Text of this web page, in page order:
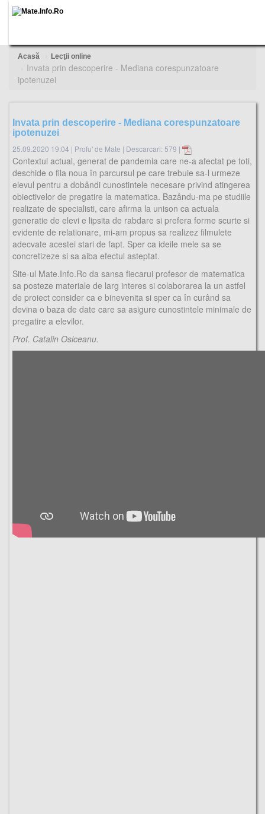
Acasă Lecţii online
Invata prin descoperire - Mediana corespunzatoare
ipotenuzei
Invata prin descoperire - Mediana corespunzatoare
ipotenuzei
25.09.2020 19:04 | Profu' de Mate | Descarcari: 579 |
Contextul actual, generat de pandemia care ne-a afectat pe toti,
deschide o fila noua în parcursul pe care trebuie sa-l urmeze
elevul pentru a dobândi cunostintele necesare privind atingerea
obiectivelor de pregatire la matematica. Bazându-ma pe studiile
realizate de specialisti, care afirma la unison ca actuala
generatie de elevi e lipsita de rabdare si prefera forme scurte si
evidente de relationare, mi-am propus sa realizez filmulete
adecvate acestei stari de fapt. Sper ca ideile mele sa se
concretizeze si sa aiba efectul asteptat.
Site-ul Mate.Info.Ro da sansa fiecarui profesor de matematica
sa posteze materiale de larg interes si colaborarea la un astfel
de proiect consider ca e binevenita si sper ca în curând sa
devina o baza de date care sa asigure cunostintele minimale de
pregatire a elevilor.
Prof. Catalin Osiceanu.